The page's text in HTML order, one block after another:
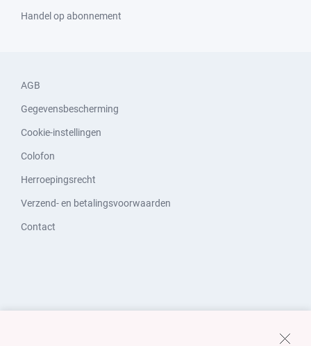
Handel op abonnement
AGB
Gegevensbescherming
Cookie-instellingen
Colofon
Herroepingsrecht
Verzend- en betalingsvoorwaarden
Contact